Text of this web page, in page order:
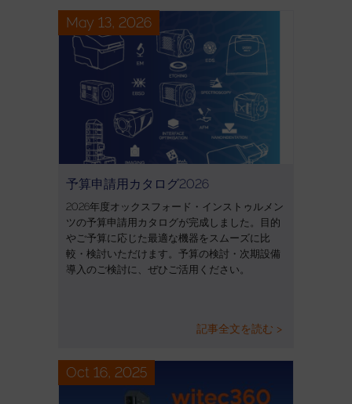
May 13, 2026
予算申請用カタログ2026
2026年度オックスフォード・インストゥルメン
ツの予算申請用カタログが完成しました。目的
やご予算に応じた最適な機器をスムーズに比
較・検討いただけます。予算の検討・次期設備
導入のご検討に、ぜひご活用ください。
記事全文を読む >
Oct 16, 2025